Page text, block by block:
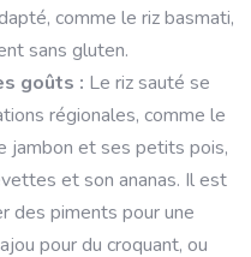
comme le riz basmati,
sans gluten.
goûts : Le riz sauté se
régionales, comme le
jambon et ses petits pois,
et son ananas. Il est
des piments pour une
pour du croquant, ou